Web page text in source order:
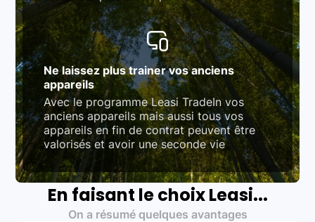
Ne laissez plus trainer vos anciens
appareils
Avec le programme Leasi TradeIn vos
anciens appareils mais aussi tous vos
appareils en fin de contrat peuvent être
valorisés et avoir une seconde vie
En faisant le choix Leasi...
On a résumé quelques avantages